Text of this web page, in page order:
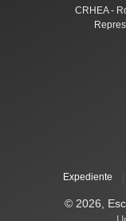
CRHEA -
Expediente
© 2026,